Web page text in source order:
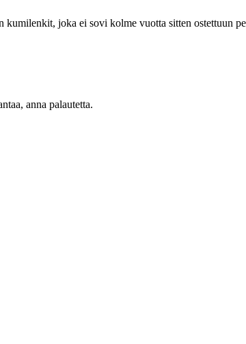
joka ei sovi kolme vuotta sitten ostettuun
anna palautetta.